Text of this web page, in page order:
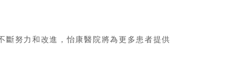
斷努力和改進，怡康醫院將為更多患者提供